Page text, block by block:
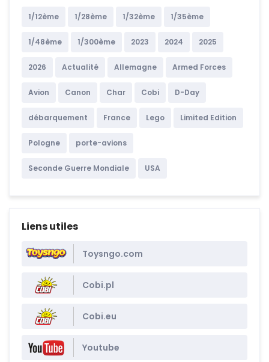
1/12ème 1/28ème 1/32ème 1/35ème
1/48ème 1/300ème 2023 2024 2025
2026 Actualité Allemagne Armed Forces
Avion Canon Char Cobi D-Day
débarquement France Lego Limited Edition
Pologne porte-avions
Seconde Guerre Mondiale USA
Liens utiles
Toysngo.com
Cobi.pl
Cobi.eu
Youtube